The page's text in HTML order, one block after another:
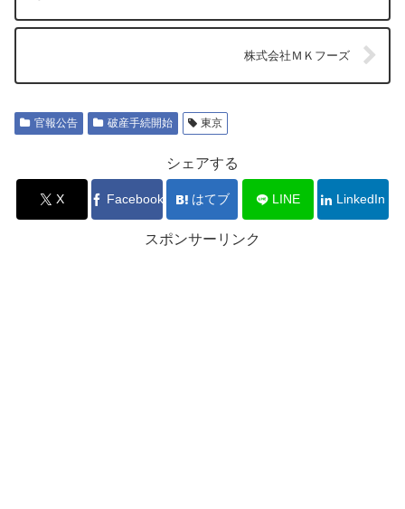
株式会社ＭＫフーズ
官報公告 破産手続開始 東京
シェアする
X Facebook はてブ LINE LinkedIn
スポンサーリンク